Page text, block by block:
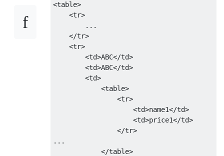
<table>
<tr>
        ...
</tr>
<tr>
<td>ABC</td>
<td>ABC</td>
<td>
<table>
<tr>
<td>name1</td>
<td>price1</td>
</tr>
...
</table>